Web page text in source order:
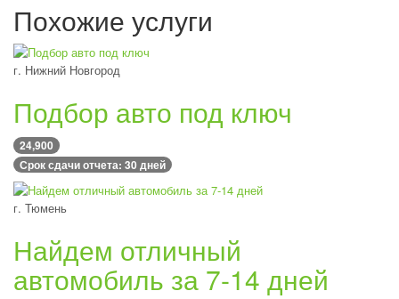
Похожие услуги
г. Нижний Новгород
Подбор авто под ключ
24,900
Срок сдачи отчета: 30 дней
г. Тюмень
Найдем отличный
автомобиль за 7-14 дней